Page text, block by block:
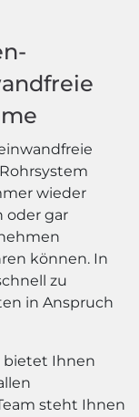
wieder
oder gar
können. In
zu
in Anspruch
bietet Ihnen
steht Ihnen